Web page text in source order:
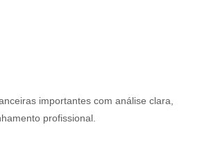
importantes com análise clara,
profissional.